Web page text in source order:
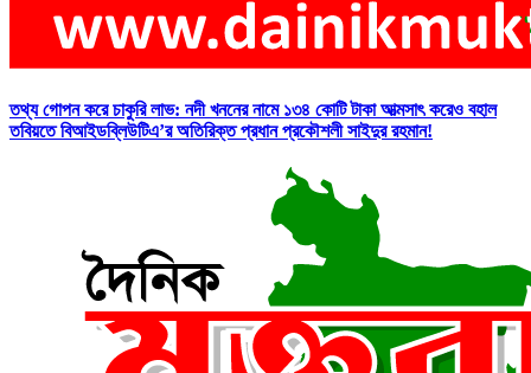
তথ্য গোপন করে চাকুরি লাভ: নদী খননের নামে ১৩৪ কোটি টাকা আত্মসাৎ করেও বহাল
তবিয়তে বিআইডব্লিউটিএ’র অতিরিক্ত প্রধান প্রকৌশলী সাইদুর রহমান!